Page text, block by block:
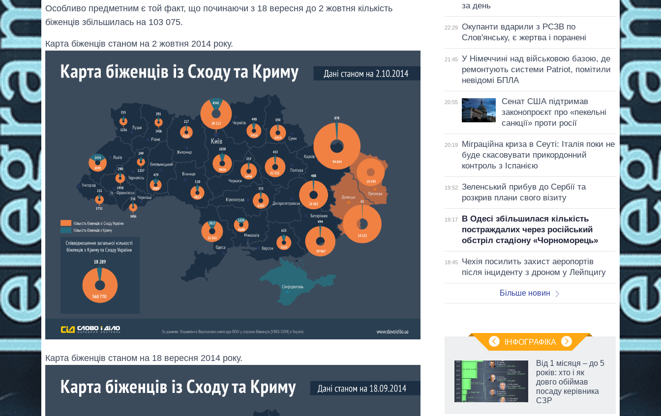
Особливо предметним є той факт, що починаючи з 18 вересня до 2 жовтня кількість
біженців збільшилась на 103 075.
Карта біженців станом на 2 жовтня 2014 року.
Карта біженців станом на 18 вересня 2014 року.
за день
22:29
Окупанти вдарили з РСЗВ по
Слов'янську, є жертва і поранені
21:45
У Німеччині над військовою базою, де
ремонтують системи Patriot, помітили
невідомі БПЛА
20:55
Сенат США підтримав
законопроєкт про «пекельні
санкції» проти росії
20:19
Міграційна криза в Сеуті: Італія поки не
буде скасовувати прикордонний
контроль з Іспанією
19:52
Зеленський прибув до Сербії та
розкрив плани свого візиту
19:17
В Одесі збільшилася кількість
постраждалих через російський
обстріл стадіону «Чорноморець»
18:45
Чехія посилить захист аеропортів
після інциденту з дроном у Лейпцигу
Більше новин
ІНФОГРАФІКА
Як змінився
Міністерства
оборони за 13
Від 1 місяця – до 5
років: хто і як
довго обіймав
посаду керівника
СЗР